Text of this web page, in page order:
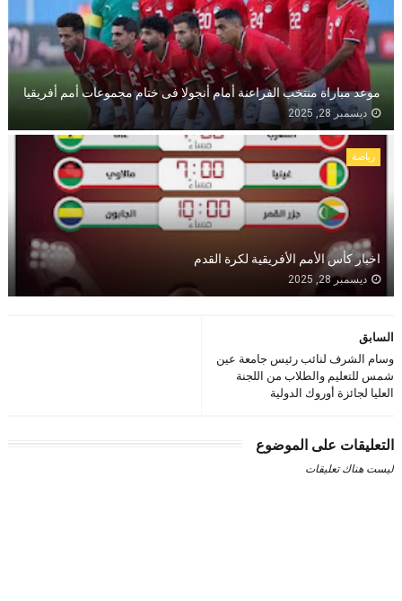
موعد مباراة منتخب الفراعنة أمام أنجولا فى ختام مجموعات أمم أفريقيا
ديسمبر 28, 2025
رياضة
اخبار كأس الأمم الأفريقية لكرة القدم
ديسمبر 28, 2025
السابق
وسام الشرف لنائب رئيس جامعة عين
شمس للتعليم والطلاب من اللجنة
العليا لجائزة أوروك الدولية
التعليقات على الموضوع
ليست هناك تعليقات